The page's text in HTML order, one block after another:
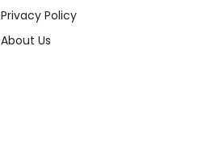
Privacy Policy
About Us